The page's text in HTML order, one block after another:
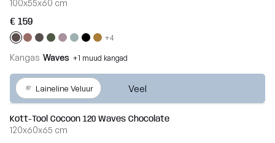
100x55x60 cm
€ 159
+4
Kangas Waves +1 muud kangad
Veel
Laineline Veluur
Kott-Tool Cocoon 120 Waves Chocolate
120x60x65 cm